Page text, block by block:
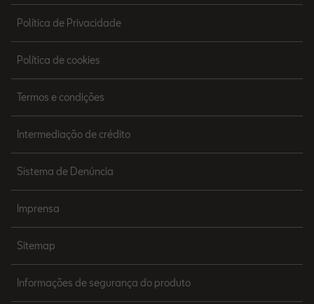
Política de Privacidade
Política de cookies
Termos e condições
Intermediação de crédito
Sistema de Denúncia
Imprensa
Sitemap
Informações de segurança do produto